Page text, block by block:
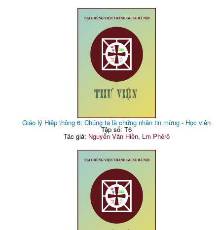
Giáo lý Hiệp thông 6: Chúng ta là chứng nhân tin mừng - Học viên
Tập số: T6
Tác giả: Nguyễn Văn Hiền, Lm Phêrô